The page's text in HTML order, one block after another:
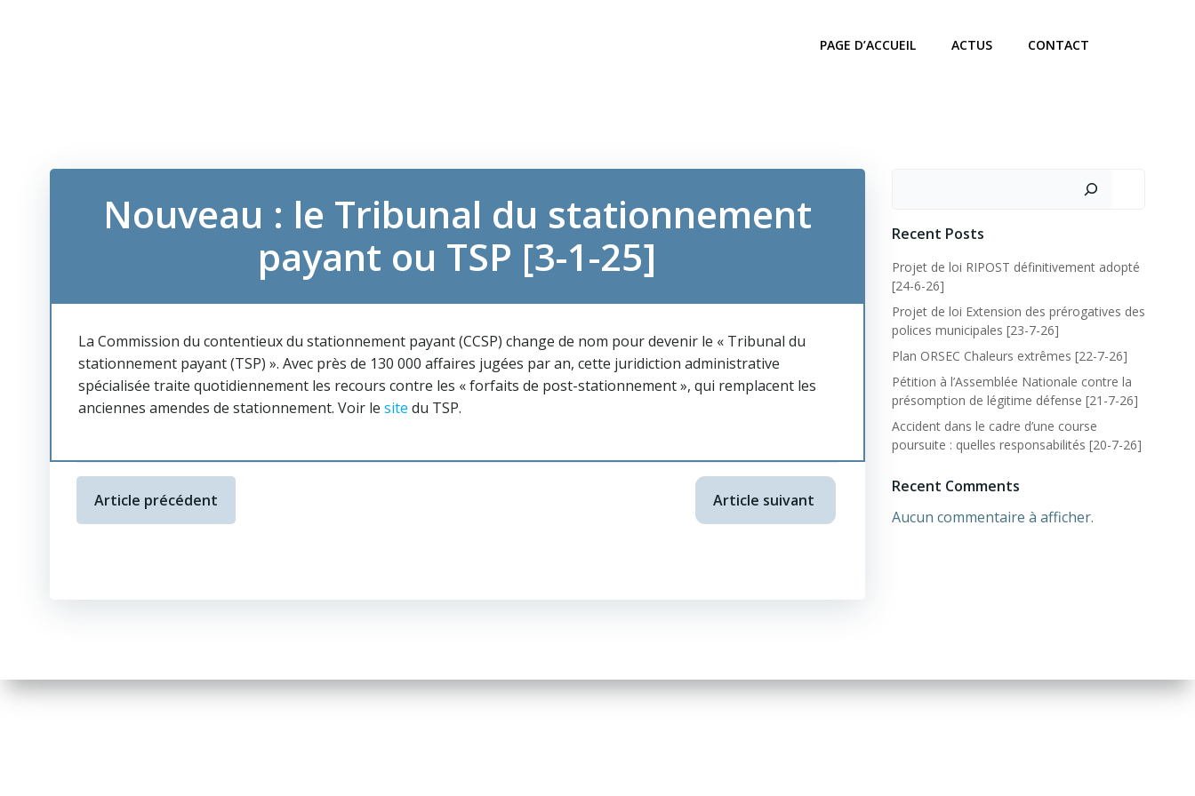
PAGE D’ACCUEIL ACTUS CONTACT
Nouveau : le Tribunal du stationnement
payant ou TSP [3-1-25]
La Commission du contentieux du stationnement payant (CCSP) change de nom pour devenir le « Tribunal du
stationnement payant (TSP) ». Avec près de 130 000 affaires jugées par an, cette juridiction administrative
spécialisée traite quotidiennement les recours contre les « forfaits de post-stationnement », qui remplacent les
anciennes amendes de stationnement. Voir le site du TSP.
Article précédent Article suivant
Recent Posts
Projet de loi RIPOST définitivement adopté
[24-6-26]
Projet de loi Extension des prérogatives des
polices municipales [23-7-26]
Plan ORSEC Chaleurs extrêmes [22-7-26]
Pétition à l’Assemblée Nationale contre la
présomption de légitime défense [21-7-26]
Accident dans le cadre d’une course
poursuite : quelles responsabilités [20-7-26]
Recent Comments
Aucun commentaire à afficher.